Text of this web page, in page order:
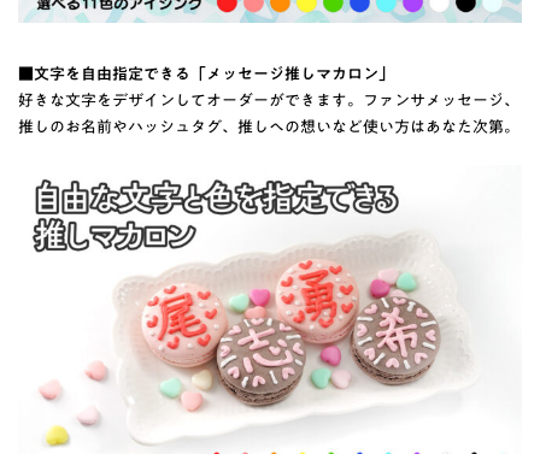
■文字を自由指定できる「メッセージ推しマカロン」
好きな文字をデザインしてオーダーができます。ファンサメッセージ、
推しのお名前やハッシュタグ、推しへの想いなど使い方はあなた次第。